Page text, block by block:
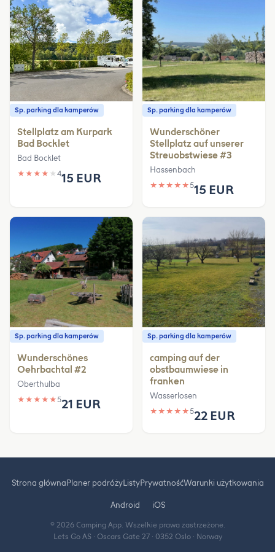
Sp. parking dla kamperów
Stellplatz am Kurpark
Bad Bocklet
Bad Bocklet
★ ★ ★ ★ ★ 415 EUR
Sp. parking dla kamperów
Wunderschöner
Stellplatz auf unserer
Streuobstwiese #3
Hassenbach
★ ★ ★ ★ ★515 EUR
Sp. parking dla kamperów
Wunderschönes
Oehrbachtal #2
Oberthulba
★ ★ ★ ★ ★521 EUR
Sp. parking dla kamperów
camping auf der
obstbaumwiese in
franken
Wasserlosen
★ ★ ★ ★ ★522 EUR
Strona główna Planer podróżyListyPrywatnośćWarunki użytkowania
Android iOS
© 2026 Camping App. Wszelkie prawa zastrzeżone.
Lets Go AS · Oscars Gate 27 · 0352 Oslo · Norway